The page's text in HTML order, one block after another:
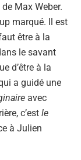
Max Weber.
marqué. Il est
être à la
le savant
d’être à la
a guidé une
avec
c’est le
à Julien